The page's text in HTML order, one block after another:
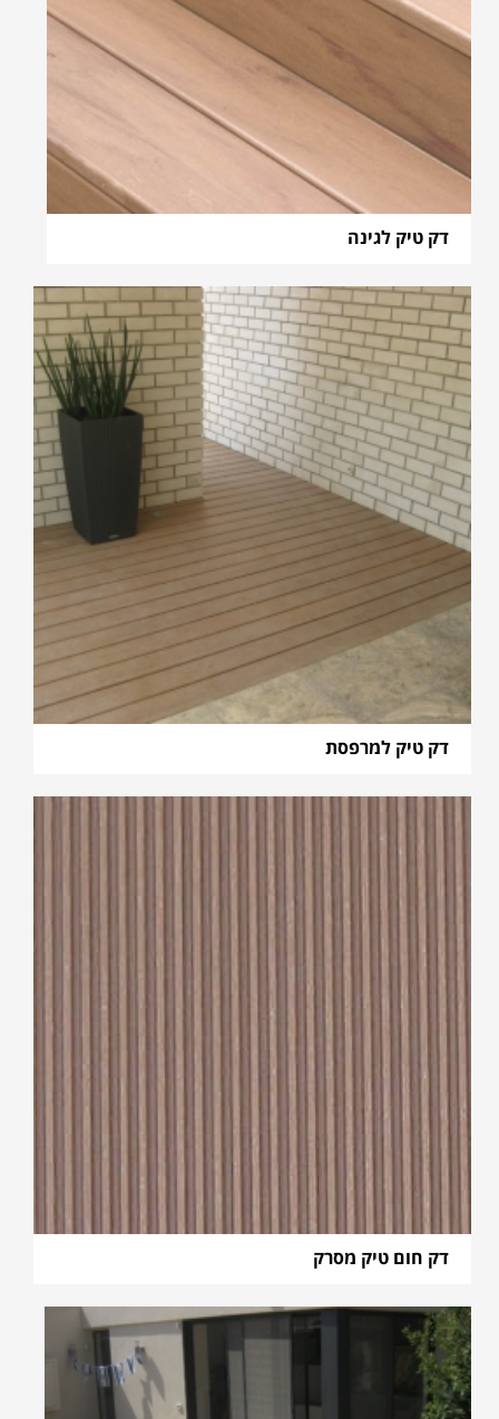
דק טיק לגינה
דק טיק למרפסת
דק חום טיק מסרק